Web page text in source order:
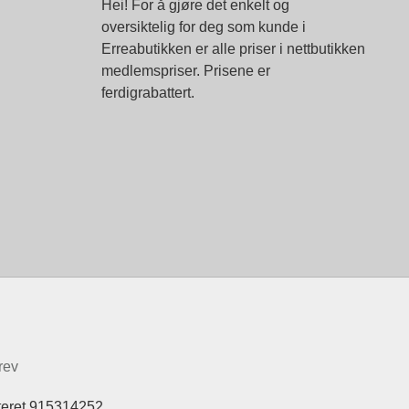
Hei! For å gjøre det enkelt og
oversiktelig for deg som kunde i
Erreabutikken er alle priser i nettbutikken
medlemspriser. Prisene er
ferdigrabattert.